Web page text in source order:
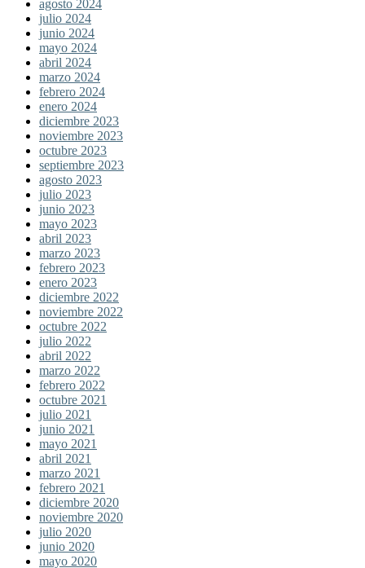
agosto 2024
julio 2024
junio 2024
mayo 2024
abril 2024
marzo 2024
febrero 2024
enero 2024
diciembre 2023
noviembre 2023
octubre 2023
septiembre 2023
agosto 2023
julio 2023
junio 2023
mayo 2023
abril 2023
marzo 2023
febrero 2023
enero 2023
diciembre 2022
noviembre 2022
octubre 2022
julio 2022
abril 2022
marzo 2022
febrero 2022
octubre 2021
julio 2021
junio 2021
mayo 2021
abril 2021
marzo 2021
febrero 2021
diciembre 2020
noviembre 2020
julio 2020
junio 2020
mayo 2020